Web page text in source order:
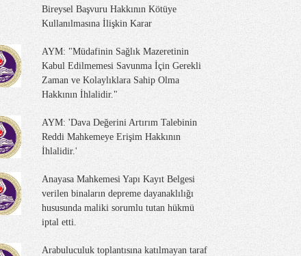
Bireysel Başvuru Hakkının Kötüye
Kullanılmasına İlişkin Karar
AYM: "Müdafinin Sağlık Mazeretinin
Kabul Edilmemesi Savunma İçin Gerekli
Zaman ve Kolaylıklara Sahip Olma
Hakkının İhlalidir."
AYM: 'Dava Değerini Artırım Talebinin
Reddi Mahkemeye Erişim Hakkının
İhlalidir.'
Anayasa Mahkemesi Yapı Kayıt Belgesi
verilen binaların depreme dayanaklılığı
hususunda maliki sorumlu tutan hükmü
iptal etti.
Arabuluculuk toplantısına katılmayan taraf